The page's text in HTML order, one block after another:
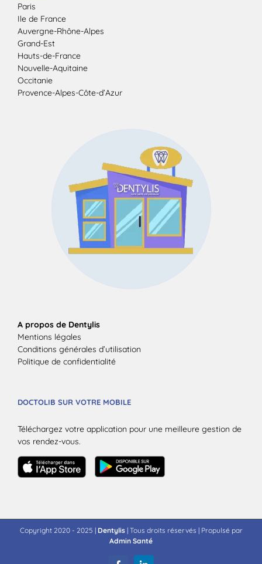
Paris
Ile de France
Auvergne-Rhône-Alpes
Grand-Est
Hauts-de-France
Nouvelle-Aquitaine
Occitanie
Provence-Alpes-Côte-d’Azur
A propos de Dentylis
Mentions légales
Conditions générales d’utilisation
Politique de confidentialité
DOCTOLIB SUR VOTRE MOBILE
Téléchargez votre application pour une meilleure gestion de
vos rendez-vous.
Copyright 2020 - 2025 | Dentylis| Tous droits réservés | Propulsé par
Admin Santé